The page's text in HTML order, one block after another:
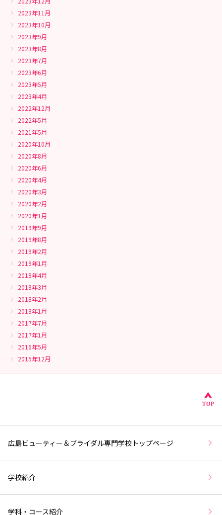
2023年11月
2023年10月
2023年9月
2023年8月
2023年7月
2023年6月
2023年5月
2023年4月
2022年12月
2022年5月
2021年5月
2020年10月
2020年8月
2020年6月
2020年4月
2020年3月
2020年2月
2020年1月
2019年9月
2019年8月
2019年2月
2019年1月
2018年4月
2018年3月
2018年2月
2018年1月
2017年7月
2017年1月
2016年5月
2015年12月
こ
TOP
広島ビューティー＆ブライダル専門学校トップページ
学校紹介
学科・コース紹介